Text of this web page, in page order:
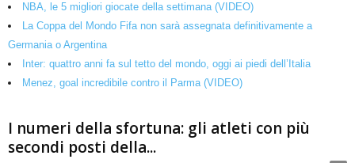
NBA, le 5 migliori giocate della settimana (VIDEO)
La Coppa del Mondo Fifa non sarà assegnata definitivamente a
Germania o Argentina
Inter: quattro anni fa sul tetto del mondo, oggi ai piedi dell’Italia
Menez, goal incredibile contro il Parma (VIDEO)
I numeri della sfortuna: gli atleti con più
secondi posti della...